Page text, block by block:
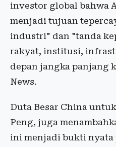
investor global bahwa
menjadi tujuan
industri" dan "tanda
rakyat, institusi,
depan jangka panjang
News.
Duta Besar China
Peng, juga
ini menjadi bukti nyata